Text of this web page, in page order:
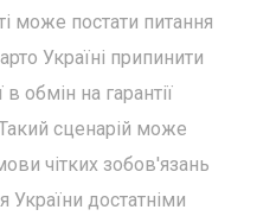
може постати питання
Україні припинити
в обмін на гарантії
сценарій може
чітких зобов'язань
України достатніми